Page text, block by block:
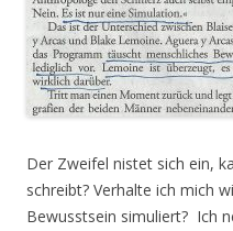
Der Zweifel nistet sich ein,
schreibt? Verhalte ich mich
Bewusstsein simuliert? Ich